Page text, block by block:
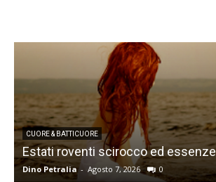
CUORE & BATTICUORE
Estati roventi scirocco ed essenze
Dino Petralia - Agosto 7, 2026 0